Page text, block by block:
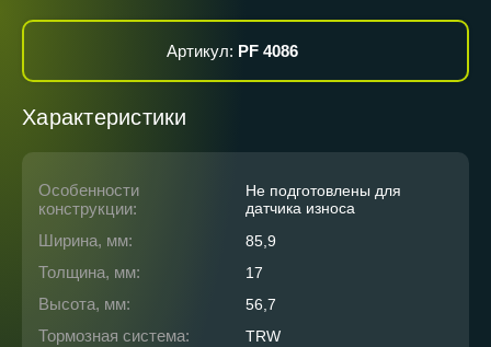
Артикул: PF 4086
Характеристики
Особенности
конструкции:
Не подготовлены для
датчика износа
Ширина, мм: 85,9
Толщина, мм: 17
Высота, мм: 56,7
Тормозная система: TRW